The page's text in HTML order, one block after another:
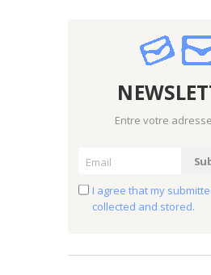
Entre votre
I agree that my
collected and stored.